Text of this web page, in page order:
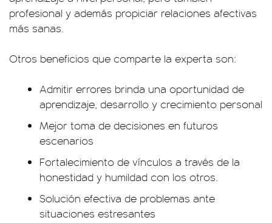
profesional y además propiciar relaciones afectivas
más sanas.
Otros beneficios que comparte la experta son:
Admitir errores brinda una oportunidad de
aprendizaje, desarrollo y crecimiento personal
Mejor toma de decisiones en futuros
escenarios
Fortalecimiento de vínculos a través de la
honestidad y humildad con los otros.
Solución efectiva de problemas ante
situaciones estresantes